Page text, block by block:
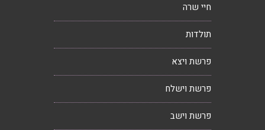
חיי שרה
תולדות
פרשת ויצא
פרשת וישלח
פרשת וישב